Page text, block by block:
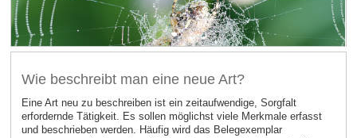
Wie beschreibt man eine neue Art?
Eine Art neu zu beschreiben ist ein zeitaufwendige, Sorgfalt
erfordernde Tätigkeit. Es sollen möglichst viele Merkmale erfasst
und beschrieben werden. Häufig wird das Belegexemplar